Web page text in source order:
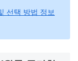
선택 방법 정보